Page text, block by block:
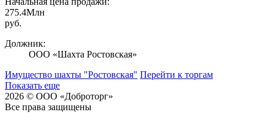
275.4Млн
руб.
Должник:
ООО «Шахта Ростовская»
Имущество шахты "Ростовская" Перейти к торгам
Показать еще
2026 © ООО «Доброторг»
Все права защищены